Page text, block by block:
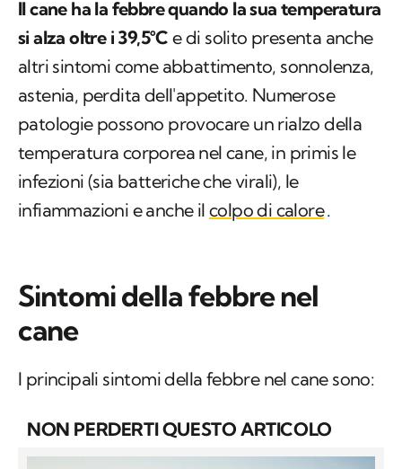
Il cane ha la febbre quando la sua temperatura
si alza oltre i 39,5°C e di solito presenta anche
altri sintomi come abbattimento, sonnolenza,
astenia, perdita dell'appetito. Numerose
patologie possono provocare un rialzo della
temperatura corporea nel cane, in primis le
infezioni (sia batteriche che virali), le
infiammazioni e anche il colpo di calore.
Sintomi della febbre nel
cane
I principali sintomi della febbre nel cane sono:
NON PERDERTI QUESTO ARTICOLO